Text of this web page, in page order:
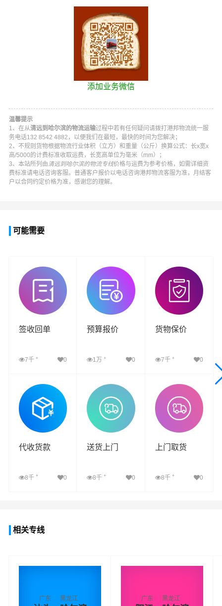
添加业务微信
温馨提示
1、在从清远到哈尔滨的物流运输过程中若有任何疑问请拨打 港邦物流统一服
务电话132 8542 4882 ，以便我们在最短，最快的时间为您解决；
2、不规则货物根据物流行业体积（立方）和重量（公斤）换算公式：长x宽x
高/5000的计费标准收取运费，长宽高单位为毫米（mm）；
3、本站所列由清远到哈尔滨的物流专线价格与运费为参考价格，如需详细资
费标准请电话咨询客服。普通客户报价以电话咨询港邦物流客服为准，月结客
户以合同约定价格为准，感谢您的理解。
可能需要
签收回单
7千 + 0
查看详细
预算报价
1万+ 0
查看详细
货物保价
7千 + 0
查看详细
代收货款
8千 + 0
送货上门
8千+ 0
上门取货
8千 + 0
相关专线
广东 黑龙江 广东 黑龙江